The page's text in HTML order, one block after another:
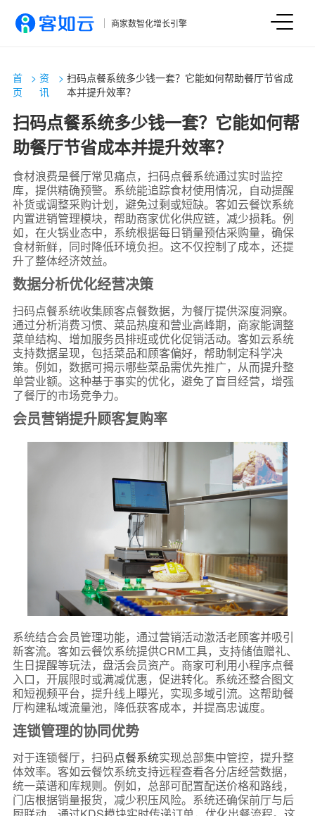
商家数智化增长引擎
首
页
>资
讯
> 扫码点餐系统多少钱一套？它能如何帮助餐厅节省成
本并提升效率？
扫码点餐系统多少钱一套？它能如何帮
助餐厅节省成本并提升效率？
食材浪费是餐厅常见痛点，扫码点餐系统通过实时监控
库，提供精确预警。系统能追踪食材使用情况，自动提醒
补货或调整采购计划，避免过剩或短缺。客如云餐饮系统
内置进销管理模块，帮助商家优化供应链，减少损耗。例
如，在火锅业态中，系统根据每日销量预估采购量，确保
食材新鲜，同时降低环境负担。这不仅控制了成本，还提
升了整体经济效益。
数据分析优化经营决策
扫码点餐系统收集顾客点餐数据，为餐厅提供深度洞察。
通过分析消费习惯、菜品热度和营业高峰期，商家能调整
菜单结构、增加服务员排班或优化促销活动。客如云系统
支持数据呈现，包括菜品和顾客偏好，帮助制定科学决
策。例如，数据可揭示哪些菜品需优先推广，从而提升整
单营业额。这种基于事实的优化，避免了盲目经营，增强
了餐厅的市场竞争力。
会员营销提升顾客复购率
系统结合会员管理功能，通过营销活动激活老顾客并吸引
新客流。客如云餐饮系统提供CRM工具，支持储值赠礼、
生日提醒等玩法，盘活会员资产。商家可利用小程序点餐
入口，开展限时或满减优惠，促进转化。系统还整合图文
和短视频平台，提升线上曝光，实现多域引流。这帮助餐
厅构建私域流量池，降低获客成本，并提高忠诚度。
连锁管理的协同优势
对于连锁餐厅，扫码点餐系统实现总部集中管控，提升整
体效率。客如云餐饮系统支持远程查看各分店经营数据，
统一菜谱和库规则。例如，总部可配置配送价格和路线，
门店根据销量报货，减少积压风险。系统还确保前厅与后